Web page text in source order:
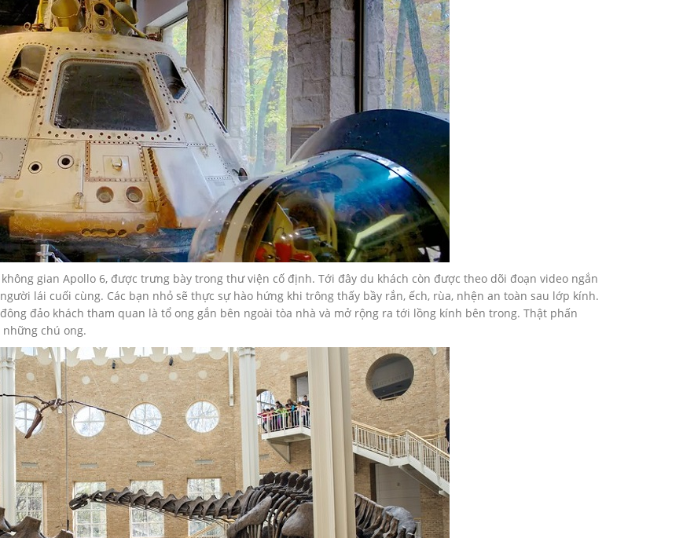
gian Apollo 6, được trưng bày trong thư viện cố định. Tới đây du khách còn được theo dõi đoạn video ngắn
lái cuối cùng. Các bạn nhỏ sẽ thực sự hào hứng khi trông thấy bầy rắn, ếch, rùa, nhện an toàn sau lớp kính.
đảo khách tham quan là tổ ong gắn bên ngoài tòa nhà và mở rộng ra tới lồng kính bên trong. Thật phấn
chú ong.